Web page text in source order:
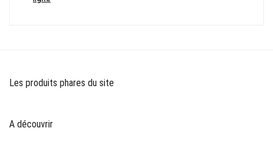
Les produits phares du site
A découvrir